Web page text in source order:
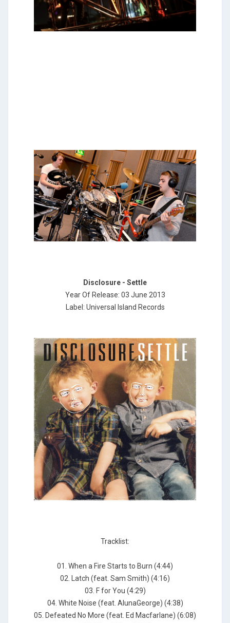
Disclosure - Settle
Year Of Release: 03 June 2013
Label: Universal Island Records
Tracklist:
01. When a Fire Starts to Burn (4:44)
02. Latch (feat. Sam Smith) (4:16)
03. F for You (4:29)
04. White Noise (feat. AlunaGeorge) (4:38)
05. Defeated No More (feat. Ed Macfarlane) (6:08)